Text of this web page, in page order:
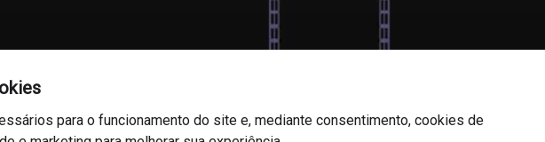
para o funcionamento do site e, mediante consentimento, cookies de